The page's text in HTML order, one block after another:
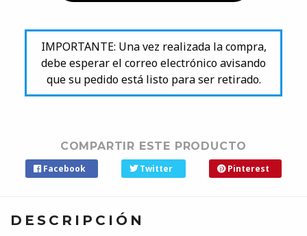
IMPORTANTE: Una vez realizada la compra,
debe esperar el correo electrónico avisando
que su pedido está listo para ser retirado.
COMPARTIR ESTE PRODUCTO
Facebook Twitter Pinterest
DESCRIPCIÓN